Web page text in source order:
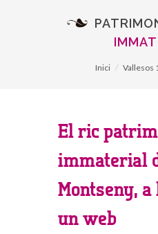
Inici Vallesos
El ric
immaterial
Montseny,
un web